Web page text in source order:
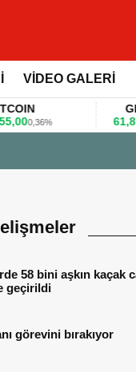
VİDEO GALERİ
0,36%
GBP/
61,8741
58 bini aşkın kaçak
geçirildi
görevini bırakıyor